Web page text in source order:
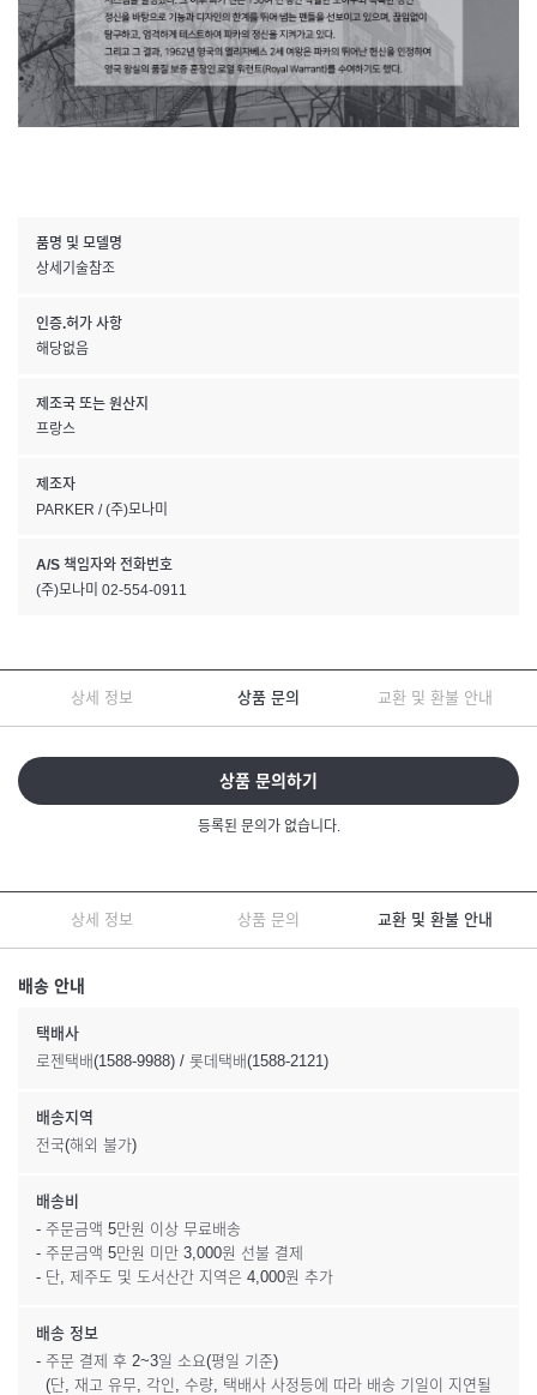
품명 및 모델명
상세기술참조
인증.허가 사항
해당없음
제조국 또는 원산지
프랑스
제조자
PARKER / (주)모나미
A/S 책임자와 전화번호
(주)모나미 02-554-0911
상세 정보 상품 문의 교환 및 환불 안내
상품 문의하기
등록된 문의가 없습니다.
상세 정보 상품 문의 교환 및 환불 안내
배송 안내
택배사
로젠택배(1588-9988) / 롯데택배(1588-2121)
배송지역
전국(해외 불가)
배송비
- 주문금액 5만원 이상 무료배송
- 주문금액 5만원 미만 3,000원 선불 결제
- 단, 제주도 및 도서산간 지역은 4,000원 추가
배송 정보
- 주문 결제 후 2~3일 소요(평일 기준)
(단, 재고 유무, 각인, 수량, 택배사 사정등에 따라 배송 기일이 지연될